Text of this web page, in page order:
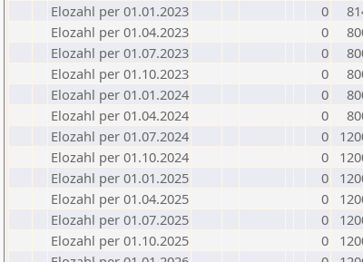
Elozahl per 01.01.2023
0
Elozahl per 01.04.2023
0
Elozahl per 01.07.2023
0
Elozahl per 01.10.2023
0
Elozahl per 01.01.2024
0
Elozahl per 01.04.2024
0
Elozahl per 01.07.2024
0
Elozahl per 01.10.2024
0
Elozahl per 01.01.2025
0
Elozahl per 01.04.2025
0
Elozahl per 01.07.2025
0
Elozahl per 01.10.2025
0